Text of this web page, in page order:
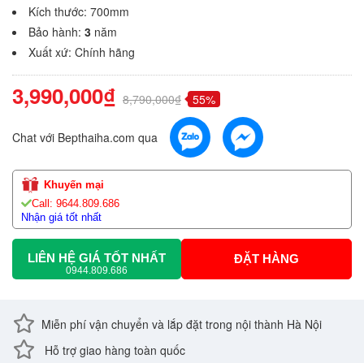
Kích thước: 700mm
Bảo hành: 3 năm
Xuất xứ: Chính hãng
3,990,000₫ 8,790,000₫ 55%
Chat với Bepthaiha.com qua
Khuyến mại
Call: 9644.809.686
Nhận giá tốt nhất
LIÊN HỆ GIÁ TỐT NHẤT
0944.809.686
ĐẶT HÀNG
Miễn phí vận chuyển và lắp đặt trong nội thành Hà Nội
Hỗ trợ giao hàng toàn quốc